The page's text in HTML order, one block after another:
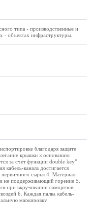
типа - производственные и
- объектах инфраструктуры.
благодаря защите
крышки к основанию
за счет функции double key”
кабель-канала достигается
первичного сырья 4. Материал
не поддерживающий горение 5.
при вкручивании саморезов
6. Каждая палка кабель-
маркировку